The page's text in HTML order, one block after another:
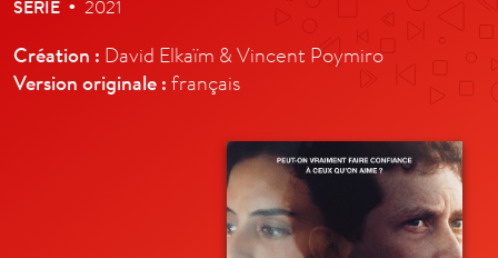
SÉRIE • 2021
Création : David Elkaïm & Vincent Poymiro
Version originale : français